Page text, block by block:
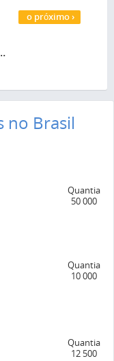
o próximo ›
no Brasil
Quantia
50 000
Quantia
10 000
Quantia
12 500